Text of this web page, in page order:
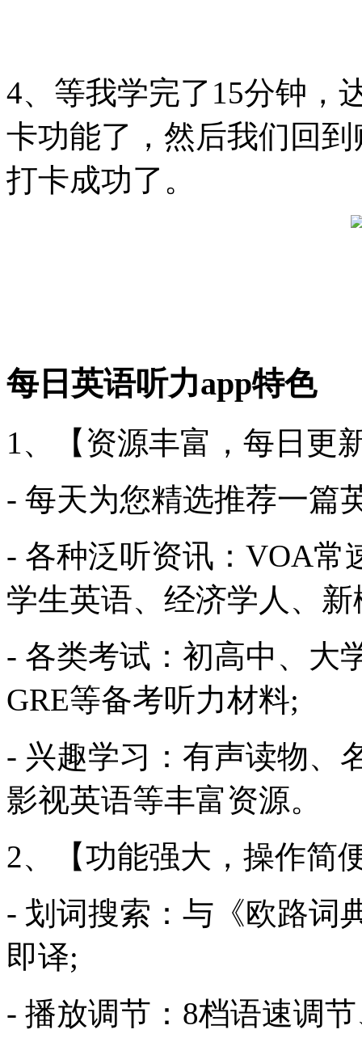
4、等我学完了15分钟，
卡功能了，然后我们回
打卡成功了。
每日英语听力app特色
1、【资源丰富，每日更
- 每天为您精选推荐一篇
- 各种泛听资讯：VOA常
学生英语、经济学人、
- 各类考试：初高中、大
GRE等备考听力材料;
- 兴趣学习：有声读物、
影视英语等丰富资源。
2、【功能强大，操作简
- 划词搜索：与《欧路词
即译;
- 播放调节：8档语速调